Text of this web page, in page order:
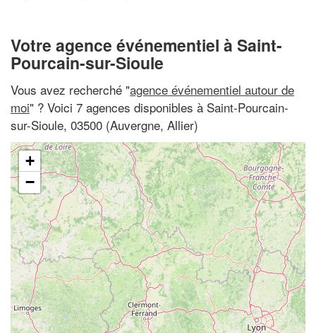
Votre agence événementiel à Saint-
Pourcain-sur-Sioule
Vous avez recherché "agence événementiel autour de
moi" ? Voici 7 agences disponibles à Saint-Pourcain-
sur-Sioule, 03500 (Auvergne, Allier)
+
−